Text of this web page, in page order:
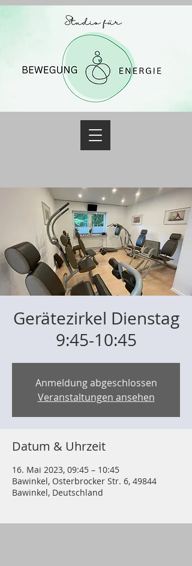
Gerätezirkel Dienstag
9:45-10:45
Anmeldung abgeschlossen
Veranstaltungen ansehen
Datum & Uhrzeit
16. Mai 2023, 09:45 – 10:45
Bawinkel, Osterbrocker Str. 6, 49844
Bawinkel, Deutschland